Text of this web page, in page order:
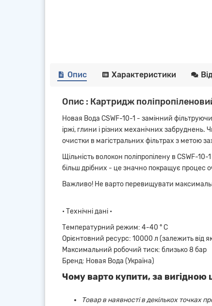
Опис Характеристики
Опис : Картридж
Новая Вода CSWF-10-1 - замінний
іржі, глини і різних механічних
очистки в магістральних фільтрах з метою
Щільність волокон поліпропілену в CSWF-
більш дрібних - це значно покращує процес
Важливо! Не варто перевищувати
• Технічні дані •
Температурний режим: 4-40 ° С
Орієнтовний ресурс: 10000 л (залежить від
Максимальний робочий тиск: близько 8 бар
Бренд: Новая Вода (Україна)
Чому варто купити, за вигідною
Товар в наявності в декількох точках